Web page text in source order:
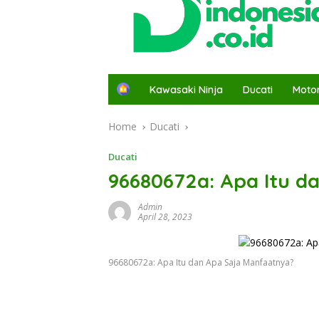
H
e
Kawasaki Ninja Ducati
Home Ducati
Ducati
96680672a: Apa Itu
Admin
April 28, 2023
96680672a: Apa Itu dan Apa Saja Manfaatnya?